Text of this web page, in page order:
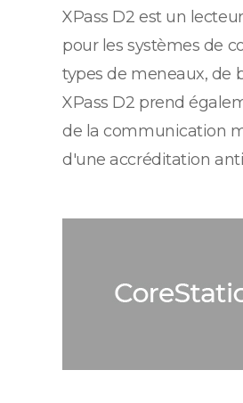
XPass D2 est un
pour les systèmes de
types de meneaux, de
XPass D2 prend
de la communication
d'une accréditation